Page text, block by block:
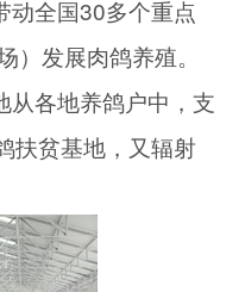
动全国30多个重点
发展肉鸽养殖。
从各地养鸽户中，支
扶贫基地，又辐射